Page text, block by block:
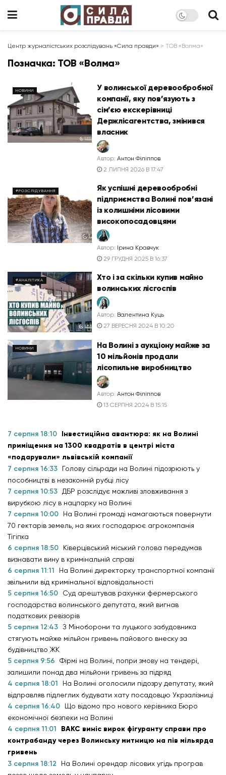
Центр журналістських розслідувань «Сила правди» > ТОВ «Волма»
Позначка: ТОВ «Волма»
НОВИНИ
У волинської деревообробної
компанії, яку пов’язують з
сім’єю екскерівниці
Держлісагентства, змінився
власник
Автор: Антон Філіппов
2 ЛИПНЯ 2026 В 17:47
#РОЗСЛІДУВАННЯ
Як успішні деревообробні
підприємства Волині пов’язані
із колишніми лісовими
високопосадовцями
Автор: Ірина Кравчук
29 ГРУДНЯ 2025 В 16:37
#АНАЛІТИКА
Хто і за скільки купив майно
волинських лісгоспів
Автор: Валентина Куць
27 ВЕРЕСНЯ 2024 В 10:20
НОВИНИ
На Волині з аукціону майже за
10 мільйонів продали
лісопильне виробництво
Автор: Антон Філіппов
13 СЕРПНЯ 2024 В 15:15
7 серпня 18:10 Інвестиційна авантюра: як на Волині
приміщення на 1300 квадратів в центрі міста
«подарували» львівській компанії
7 серпня 16:33
Голову сільради на Волині підозрюють у
пособництві в незаконній рубці лісу
7 серпня 10:53
ДБР розслідує можливі зловживання з
вирубкою лісу в нацпарку на Волині
7 серпня 10:00
На Волині громаді намагаються повернути
70 гектарів земель, на яких господарює агрокомпанія
Тігіпка
6 серпня 18:50
Ківерцівський міський голова передумав
визнавати вину в кримінальній справі
6 серпня 11:11
На Волині директорку транспортної компанії
звільнили від кримінальної відповідальності
5 серпня 16:50
Суд арештував рахунки фермерського
господарства волинського депутата, який вигнав
податкових ревізорів
5 серпня 12:43 З Міноборони та луцького забудовника
стягують майже мільйон гривень пайового внеску за
будівництво ЖК
5 серпня 9:56
Фірмі на Волині, попри змову на тендері,
залишили понад два мільйони гривень за підряд
4 серпня 18:01
На Волині оголосили підозру депутату, який
відправляв підлеглих будувати хату посадовцю Укрзалізниці
4 серпня 16:40
Що відомо про нового керівника Бюро
економічної безпеки на Волині
4 серпня 11:01
ВАКС виніс вирок фігуранту справи про
контрабанду через Волинську митницю на пів мільярда
гривень
3 серпня 18:12
На Волині орендар лісових угідь програв